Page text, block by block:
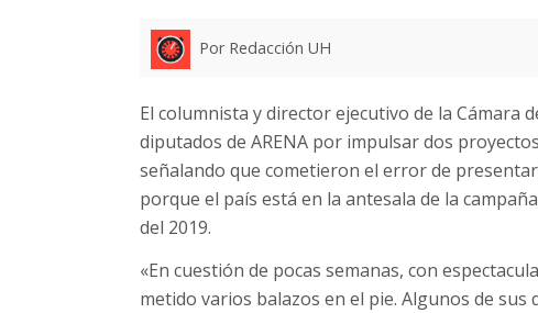
Por Redacción UH
El columnista y director ejecutivo de la Cámara
diputados de ARENA por impulsar dos
señalando que cometieron el error de
porque el país está en la antesala de la
del 2019.
«En cuestión de pocas semanas, con
metido varios balazos en el pie. Algunos de